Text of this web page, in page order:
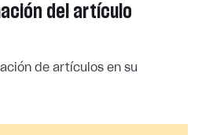
del artículo
de artículos en su